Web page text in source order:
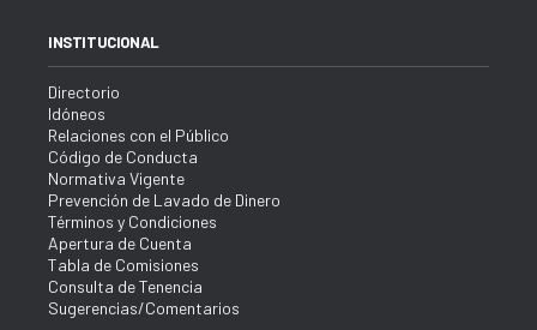
INSTITUCIONAL
Directorio
Idóneos
Relaciones con el Público
Código de Conducta
Normativa Vigente
Prevención de Lavado de Dinero
Términos y Condiciones
Apertura de Cuenta
Tabla de Comisiones
Consulta de Tenencia
Sugerencias/Comentarios